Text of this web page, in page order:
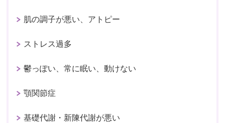
肌の調子が悪い、アトピー
ストレス過多
鬱っぽい、常に眠い、動けない
顎関節症
基礎代謝・新陳代謝が悪い